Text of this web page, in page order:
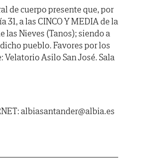
de cuerpo presente que, por
31, a las CINCO Y MEDIA de la
las Nieves (Tanos); siendo a
pueblo. Favores por los
Asilo San José. Sala
albiasantander@albia.es